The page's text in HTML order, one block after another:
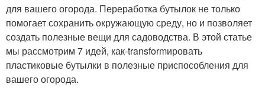
для вашего огорода. Переработка бутылок не только
помогает сохранить окружающую среду, но и позволяет
создать полезные вещи для садоводства. В этой статье
мы рассмотрим 7 идей, как-transformировать
пластиковые бутылки в полезные приспособления для
вашего огорода.